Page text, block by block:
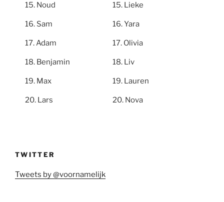
Noud
Sam
Adam
Benjamin
Max
Lars
Lieke
Yara
Olivia
Liv
Lauren
Nova
TWITTER
Tweets by @voornamelijk